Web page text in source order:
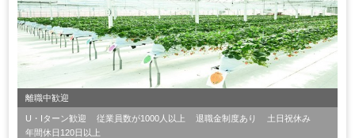
離職中歓迎
U・Iターン歓迎 従業員数が1000人以上 退職金制度あり
土日祝休み
年間休日120日以上